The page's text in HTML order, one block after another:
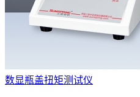
数显瓶盖扭矩测试仪